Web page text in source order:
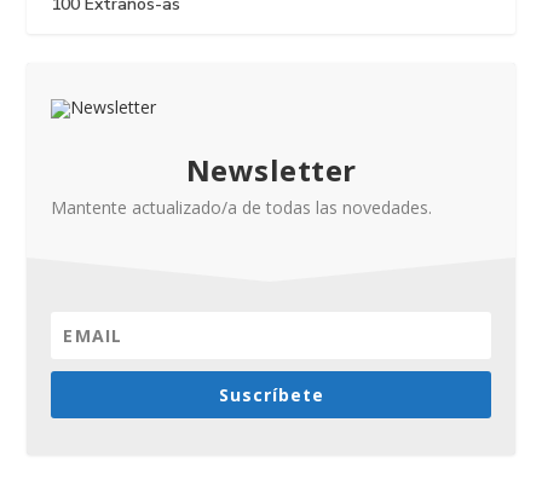
Newsletter
Mantente actualizado/a de todas las novedades.
Suscríbete